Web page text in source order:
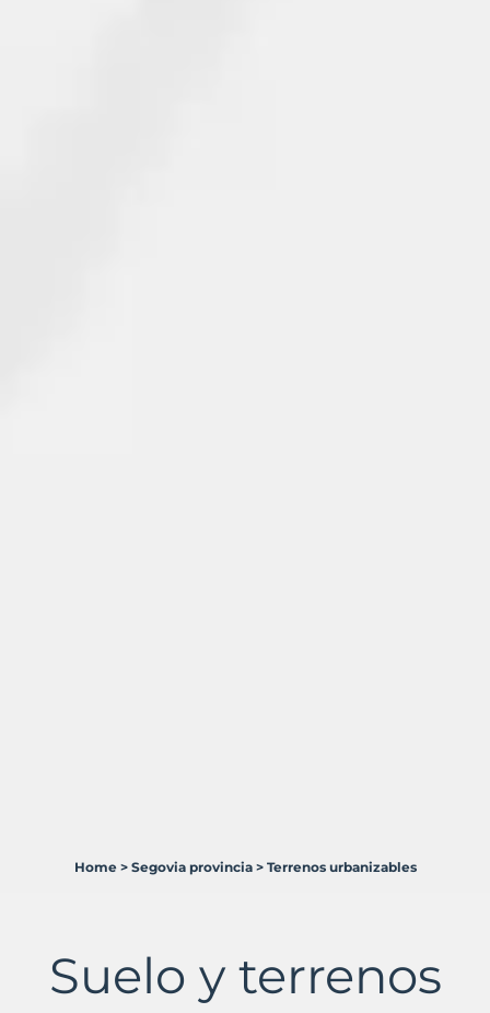
Segovia
Provincia
Home > Segovia provincia > Terrenos urbanizables
Suelo y terrenos